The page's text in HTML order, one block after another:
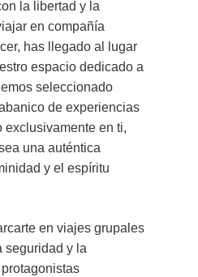
la libertad y la
en compañía
has llegado al lugar
espacio dedicado a
seleccionado
de experiencias
en ti,
una auténtica
y el espíritu
en viajes grupales
seguridad y la